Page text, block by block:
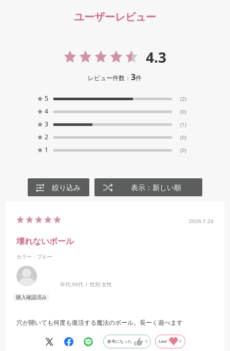
ユーザーレビュー
4.3
レビュー件数：3件
★ 5 (2)
★ 4 (0)
★ 3 (1)
★ 2 (0)
★ 1 (0)
絞り込み 表示：新しい順
2026.7.24
壊れないボール
カラー：ブルー
年代:50代 性別:女性
穴が開いても何度も復活する魔法のボール。長ーく遊べます
参考になった 0 Like! 0